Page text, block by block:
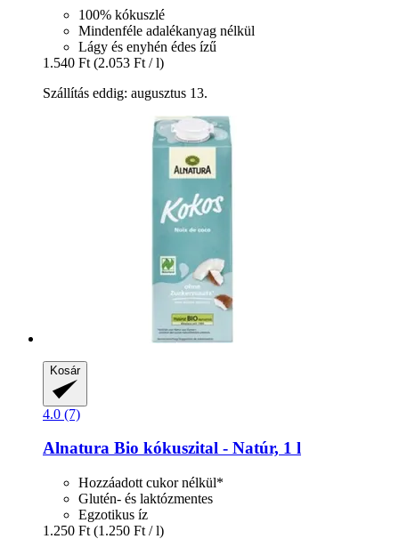
100% kókuszlé
Mindenféle adalékanyag nélkül
Lágy és enyhén édes ízű
1.540 Ft (2.053 Ft / l)
Szállítás eddig: augusztus 13.
Kosár
4.0 (7)
Alnatura Bio kókuszital -​ Natúr, 1 l
Hozzáadott cukor nélkül*
Glutén- és laktózmentes
Egzotikus íz
1.250 Ft (1.250 Ft / l)